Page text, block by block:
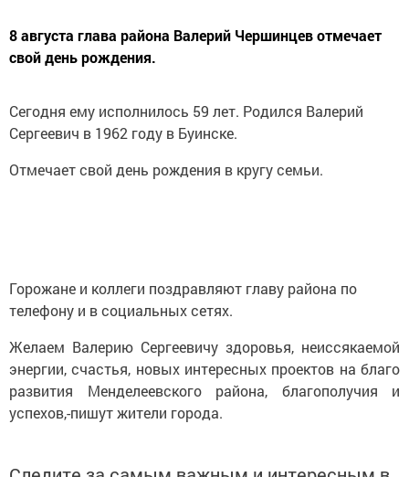
8 августа глава района Валерий Чершинцев отмечает
свой день рождения.
Сегодня ему исполнилось 59 лет. Родился Валерий
Сергеевич в 1962 году в Буинске.
Отмечает свой день рождения в кругу семьи.
Горожане и коллеги поздравляют главу района по
телефону и в социальных сетях.
Желаем Валерию Сергеевичу здоровья, неиссякаемой
энергии, счастья, новых интересных проектов на благо
развития Менделеевского района, благополучия и
успехов,-пишут жители города.